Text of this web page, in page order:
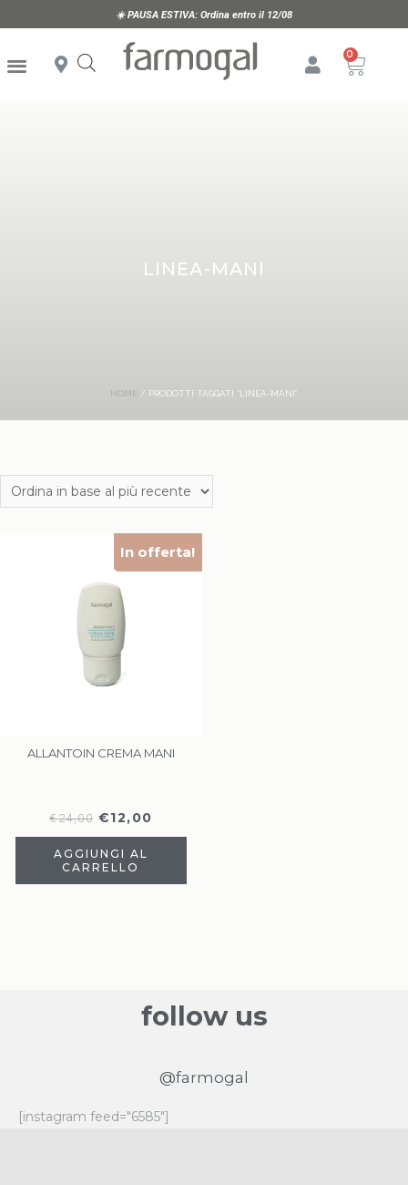
☀️PAUSA ESTIVA: Ordina entro il 12/08
LINEA-MANI
HOME / PRODOTTI TAGGATI “LINEA-MANI”
In offerta!
ALLANTOIN CREMA MANI
€24,00 €12,00
AGGIUNGI AL
CARRELLO
follow us
@farmogal
[instagram feed="6585"]